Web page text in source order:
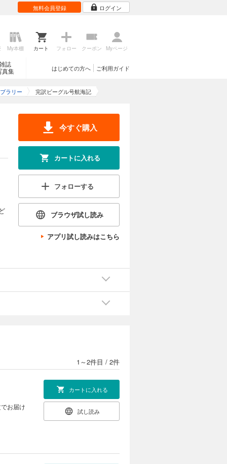
無料会員登録 ログイン
My本棚 カート フォロー クーポン Myページ
誌
真集
ご利用ガイド
はじめての方へ
ラリー 完訳ビーグル号航海記
今すぐ購入
カートに入れる
フォローする
ブラウザ試し読み
アプリ試し読みはこちら
1～2件目 / 2件
お届け
カートに入れる
試し読み